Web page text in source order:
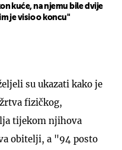
kuće, na njemu bile dvije
je visio o koncu"
su ukazati kako je
fizičkog,
tijekom njihova
obitelji, a "94 posto